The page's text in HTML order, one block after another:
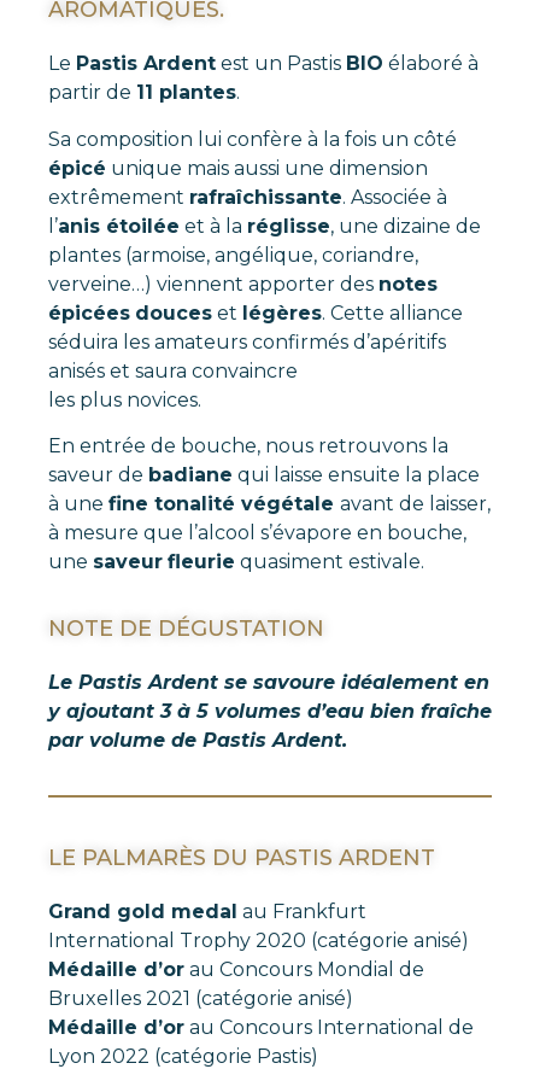
AROMATIQUES.
Le Pastis Ardent est un Pastis BIO élaboré à
partir de 11 plantes.
Sa composition lui confère à la fois un côté
épicé unique mais aussi une dimension
extrêmement rafraîchissante. Associée à
l’anis étoilée et à la réglisse, une dizaine de
plantes (armoise, angélique, coriandre,
verveine…) viennent apporter des notes
épicées douces et légères. Cette alliance
séduira les amateurs confirmés d’apéritifs
anisés et saura convaincre
les plus novices.
En entrée de bouche, nous retrouvons la
saveur de badiane qui laisse ensuite la place
à une fine tonalité végétale avant de laisser,
à mesure que l’alcool s’évapore en bouche,
une saveur fleurie quasiment estivale.
NOTE DE DÉGUSTATION
Le Pastis Ardent se savoure idéalement en
y ajoutant 3 à 5 volumes d’eau bien fraîche
par volume de Pastis Ardent.
LE PALMARÈS DU PASTIS ARDENT
Grand gold medal au Frankfurt
International Trophy 2020 (catégorie anisé)
Médaille d’or au Concours Mondial de
Bruxelles 2021 (catégorie anisé)
Médaille d’or au Concours International de
Lyon 2022 (catégorie Pastis)